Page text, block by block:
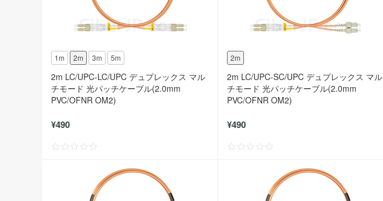
1m 2m 3m 5m
2m LC/UPC-LC/UPC デュプレックス マル
チモード 光パッチケーブル(2.0mm
PVC/OFNR OM2)
¥490
2m
2m LC/UPC-SC/UPC デュプレックス マル
チモード 光パッチケーブル(2.0mm
PVC/OFNR OM2)
¥490